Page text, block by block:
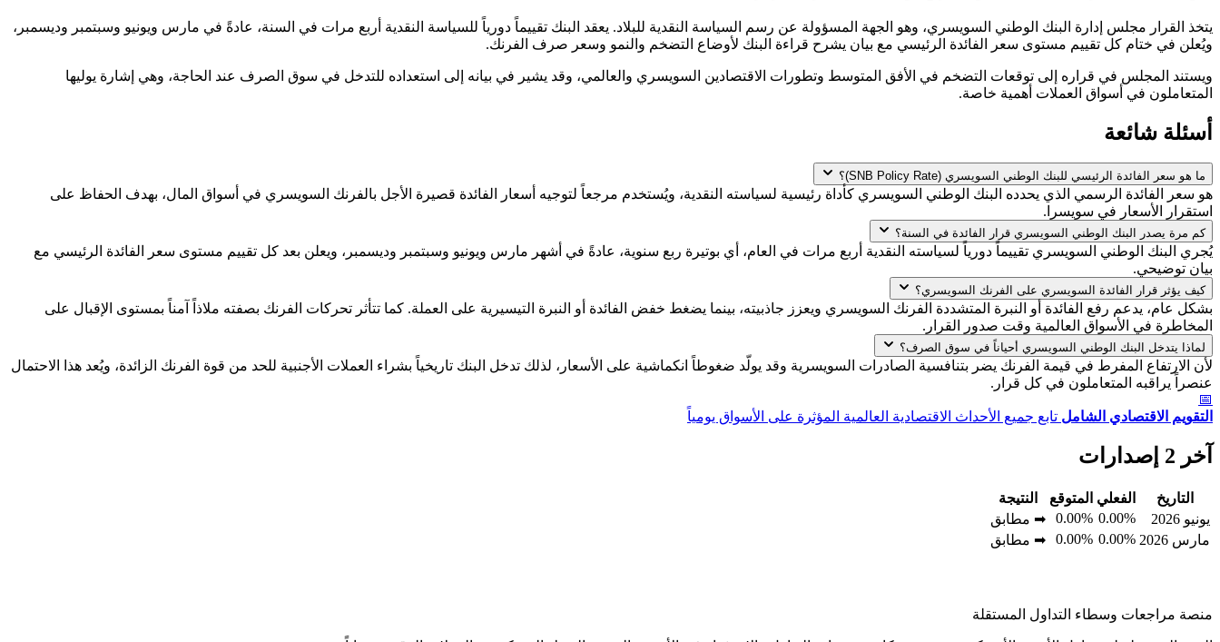
يتخذ القرار مجلس إدارة البنك الوطني السويسري، وهو الجهة المسؤولة عن رسم السياسة النقدية للبلاد. يعقد البنك تقييماً دورياً للسياسة النقدية أربع مرات في السنة، عادةً في مارس ويونيو وسبتمبر وديسمبر،
ويُعلن في ختام كل تقييم مستوى سعر الفائدة الرئيسي مع بيان يشرح قراءة البنك لأوضاع التضخم والنمو وسعر صرف الفرنك.
ويستند المجلس في قراره إلى توقعات التضخم في الأفق المتوسط وتطورات الاقتصادين السويسري والعالمي، وقد يشير في بيانه إلى استعداده للتدخل في سوق الصرف عند الحاجة، وهي إشارة يوليها
المتعاملون في أسواق العملات أهمية خاصة.
أسئلة شائعة
ما هو سعر الفائدة الرئيسي للبنك الوطني السويسري (SNB Policy Rate)؟
هو سعر الفائدة الرسمي الذي يحدده البنك الوطني السويسري كأداة رئيسية لسياسته النقدية، ويُستخدم مرجعاً لتوجيه أسعار الفائدة قصيرة الأجل بالفرنك السويسري في أسواق المال، بهدف الحفاظ على
استقرار الأسعار في سويسرا.
كم مرة يصدر البنك الوطني السويسري قرار الفائدة في السنة؟
يُجري البنك الوطني السويسري تقييماً دورياً لسياسته النقدية أربع مرات في العام، أي بوتيرة ربع سنوية، عادةً في أشهر مارس ويونيو وسبتمبر وديسمبر، ويعلن بعد كل تقييم مستوى سعر الفائدة الرئيسي مع
بيان توضيحي.
كيف يؤثر قرار الفائدة السويسري على الفرنك السويسري؟
بشكل عام، يدعم رفع الفائدة أو النبرة المتشددة الفرنك السويسري ويعزز جاذبيته، بينما يضغط خفض الفائدة أو النبرة التيسيرية على العملة. كما تتأثر تحركات الفرنك بصفته ملاذاً آمناً بمستوى الإقبال على
المخاطرة في الأسواق العالمية وقت صدور القرار.
لماذا يتدخل البنك الوطني السويسري أحياناً في سوق الصرف؟
لأن الارتفاع المفرط في قيمة الفرنك يضر بتنافسية الصادرات السويسرية وقد يولّد ضغوطاً انكماشية على الأسعار، لذلك تدخل البنك تاريخياً بشراء العملات الأجنبية للحد من قوة الفرنك الزائدة، ويُعد هذا الاحتمال
عنصراً يراقبه المتعاملون في كل قرار.
📅
التقويم الاقتصادي الشامل تابع جميع الأحداث الاقتصادية العالمية المؤثرة على الأسواق يومياً
آخر 2 إصدارات
التاريخ الفعلي المتوقع
النتيجة
يونيو 2026
0.00%
0.00%
➡ مطابق
مارس 2026
0.00%
0.00% ➡ مطابق
منصة مراجعات وسطاء التداول المستقلة